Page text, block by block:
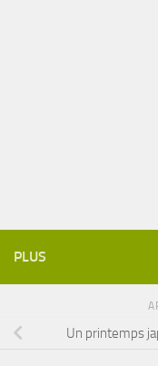
PLUS
Un printemps